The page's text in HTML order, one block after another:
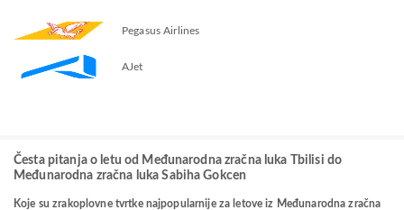
Pegasus Airlines
AJet
Česta pitanja o letu od Međunarodna zračna luka Tbilisi do
Međunarodna zračna luka Sabiha Gokcen
Koje su zrakoplovne tvrtke najpopularnije za letove iz Međunarodna zračna